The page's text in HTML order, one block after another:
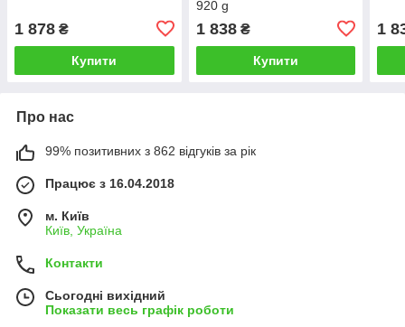
1 878 ₴
Купити
920 g
1 838₴
Купити
1
Про нас
99% позитивних з 862 відгуків за рік
Працює з 16.04.2018
м. Київ
Київ, Україна
Контакти
Сьогодні вихідний
Показати весь графік роботи